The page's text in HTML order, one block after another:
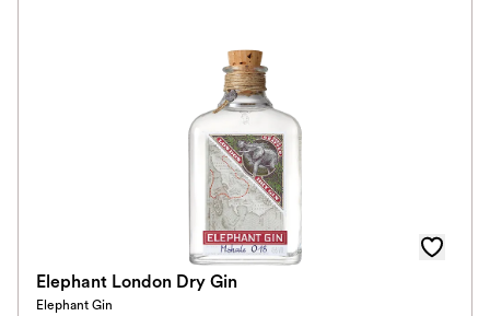
Elephant London Dry Gin
Elephant Gin